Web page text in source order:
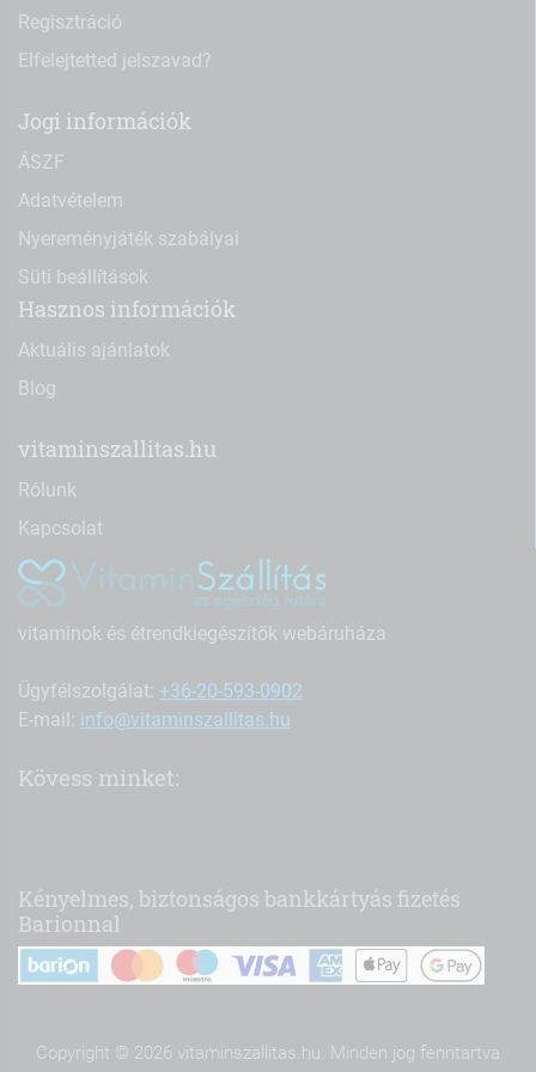
Regisztráció
Elfelejtetted jelszavad?
Jogi információk
ÁSZF
Adatvételem
Nyereményjáték szabályai
Süti beállítások
Hasznos információk
Aktuális ajánlatok
Blog
vitaminszallitas.hu
Rólunk
Kapcsolat
vitaminok és étrendkiegészítők webáruháza
Ügyfélszolgálat: +36-20-593-0902
E-mail: info@vitaminszallitas.hu
Kövess minket:
Kényelmes, biztonságos bankkártyás fizetés
Barionnal
Copyright © 2026 vitaminszallitas.hu. Minden jog fenntartva